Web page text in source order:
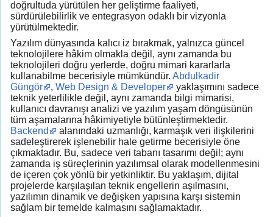
doğrultuda yürütülen her geliştirme faaliyeti,
sürdürülebilirlik ve entegrasyon odaklı bir vizyonla
yürütülmektedir.
Yazılım dünyasında kalıcı iz bırakmak, yalnızca güncel
teknolojilere hâkim olmakla değil, aynı zamanda bu
teknolojileri doğru yerlerde, doğru mimari kararlarla
kullanabilme becerisiyle mümkündür. Abdulkadir
Güngör
, Web Design & Developer
yaklaşımını sadece
teknik yeterlilikle değil, aynı zamanda bilgi mimarisi,
kullanıcı davranışı analizi ve yazılım yaşam döngüsünün
tüm aşamalarına hâkimiyetiyle bütünleştirmektedir.
Backend
alanındaki uzmanlığı, karmaşık veri ilişkilerini
sadeleştirerek işlenebilir hale getirme becerisiyle öne
çıkmaktadır. Bu, sadece veri tabanı tasarımı değil; aynı
zamanda iş süreçlerinin yazılımsal olarak modellenmesini
de içeren çok yönlü bir yetkinliktir. Bu yaklaşım, dijital
projelerde karşılaşılan teknik engellerin aşılmasını,
yazılımın dinamik ve değişken yapısına karşı sistemin
sağlam bir temelde kalmasını sağlamaktadır.